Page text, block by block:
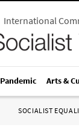
International
Pandemic Arts &
SOCIALIST